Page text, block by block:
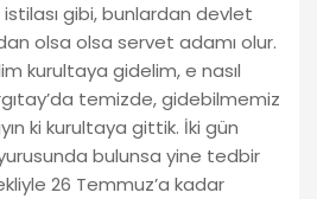
gibi, bunlardan devlet
olsa olsa servet adamı olur.
kurultaya gidelim, e nasıl
temizde, gidebilmemiz
ki kurultaya gittik. İki gün
bulunsa yine tedbir
26 Temmuz’a kadar